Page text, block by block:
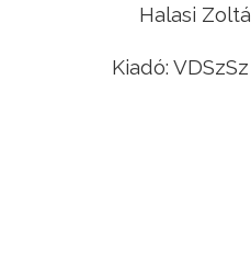
Halasi
Kiadó: